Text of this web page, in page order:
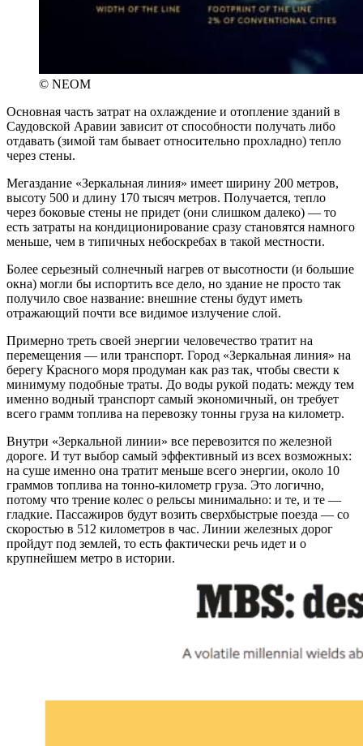
© NEOM
Основная часть затрат на охлаждение и отопление зданий в
Саудовской Аравии зависит от способности получать либо
отдавать (зимой там бывает относительно прохладно) тепло
через стены.
Мегаздание «Зеркальная линия» имеет ширину 200 метров,
высоту 500 и длину 170 тысяч метров. Получается, тепло
через боковые стены не придет (они слишком далеко) — то
есть затраты на кондиционирование сразу становятся намного
меньше, чем в типичных небоскребах в такой местности.
Более серьезный солнечный нагрев от высотности (и большие
окна) могли бы испортить все дело, но здание не просто так
получило свое название: внешние стены будут иметь
отражающий почти все видимое излучение слой.
Примерно треть своей энергии человечество тратит на
перемещения — или транспорт. Город «Зеркальная линия» на
берегу Красного моря продуман как раз так, чтобы свести к
минимуму подобные траты. До воды рукой подать: между тем
именно водный транспорт самый экономичный, он требует
всего грамм топлива на перевозку тонны груза на километр.
Внутри «Зеркальной линии» все перевозится по железной
дороге. И тут выбор самый эффективный из всех возможных:
на суше именно она тратит меньше всего энергии, около 10
граммов топлива на тонно-километр груза. Это логично,
потому что трение колес о рельсы минимально: и те, и те —
гладкие. Пассажиров будут возить сверхбыстрые поезда — со
скоростью в 512 километров в час. Линии железных дорог
пройдут под землей, то есть фактически речь идет и о
крупнейшем метро в истории.